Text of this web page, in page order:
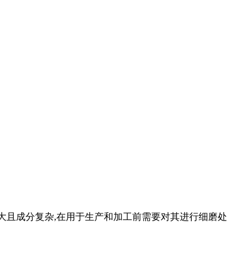
成分复杂,在用于生产和加工前需要对其进行细磨处